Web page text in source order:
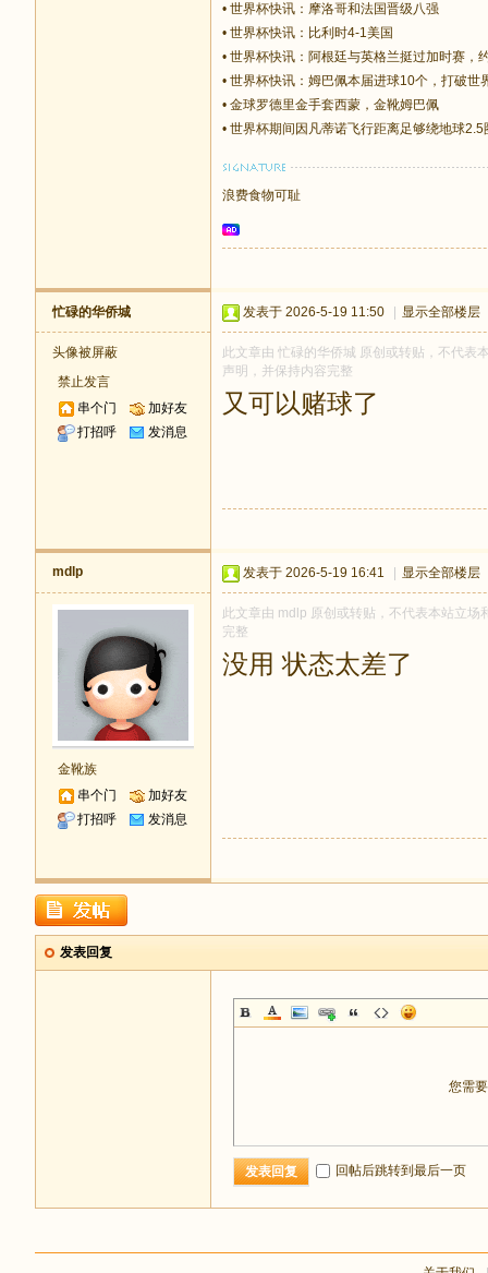
• 世界杯快讯：摩洛哥和法国晋级八强
• 世界杯快讯：比利时4-1美国
• 世界杯快讯：阿根廷与英格兰挺过加时赛，
• 世界杯快讯：姆巴佩本届进球10个，打破世
• 金球罗德里金手套西蒙，金靴姆巴佩
• 世界杯期间因凡蒂诺飞行距离足够绕地球2.5
浪费食物可耻
忙碌的华侨城
头像被屏蔽
禁止发言
串个门
加好友
打招呼
发消息
发表于 2026-5-19 11:50 显示全部楼层
此文章由 忙碌的华侨城 原创或转贴，不代表
声明，并保持内容完整
又可以赌球了
mdlp
金靴族
串个门
加好友
打招呼
发消息
发表于 2026-5-19 16:41 显示全部楼层
此文章由 mdlp 原创或转贴，不代表本站立
完整
没用 状态太差了
发表回复
您需
发表回复 回帖后跳转到最后一页